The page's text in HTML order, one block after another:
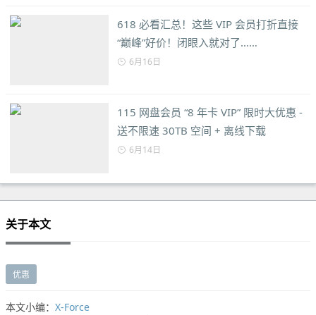
618 必看汇总！这些 VIP 会员打折直接
“巅峰”好价！闭眼入就对了……
6月16日
115 网盘会员 “8 年卡 VIP” 限时大优惠 -
送不限速 30TB 空间 + 离线下载
6月14日
关于本文
优惠
本文小编： X-Force